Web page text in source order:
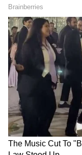
2
Image Credit :ANI
జీటీ వర్సెస్